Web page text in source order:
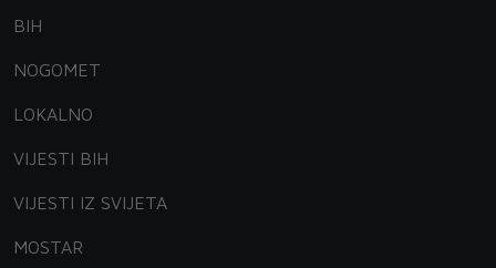
BIH
NOGOMET
LOKALNO
VIJESTI BIH
VIJESTI IZ SVIJETA
MOSTAR